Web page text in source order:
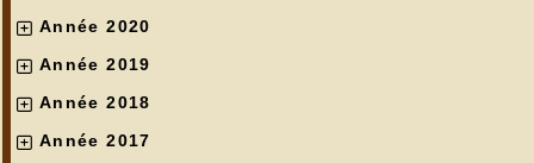
Année 2020
Année 2019
Année 2018
Année 2017